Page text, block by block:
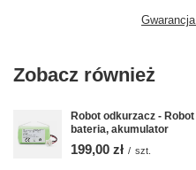
Zobacz również
Robot odkurzacz -
bateria, akumulator
199,00 zł / szt.